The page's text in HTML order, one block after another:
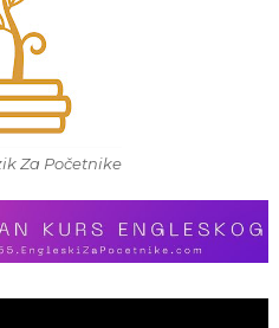
Za Početnike